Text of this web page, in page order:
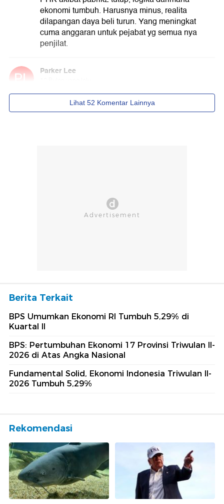
Berita Terkait
BPS Umumkan Ekonomi RI Tumbuh 5,29% di
Kuartal II
BPS: Pertumbuhan Ekonomi 17 Provinsi Triwulan II-
2026 di Atas Angka Nasional
Fundamental Solid, Ekonomi Indonesia Triwulan II-
2026 Tumbuh 5,29%
Rekomendasi